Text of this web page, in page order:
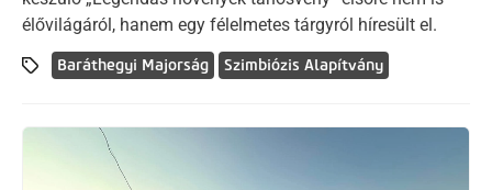
élővilágáról, hanem egy félelmetes tárgyról híresült el.
Baráthegyi Majorság Szimbiózis Alapítvány